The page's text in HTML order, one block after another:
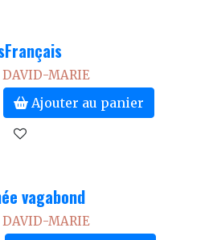
MARIE
Ajouter au panier
vagabond
MARIE